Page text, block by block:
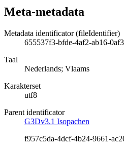
Meta-metadata
Metadata identificator (fileIdentifier)
655537f3-bfde-4af2-ab16-
Taal
Nederlands; Vlaams
Karakterset
utf8
Parent identificator
G3Dv3.1 Isopachen
f957c5da-4dcf-4b24-9661-